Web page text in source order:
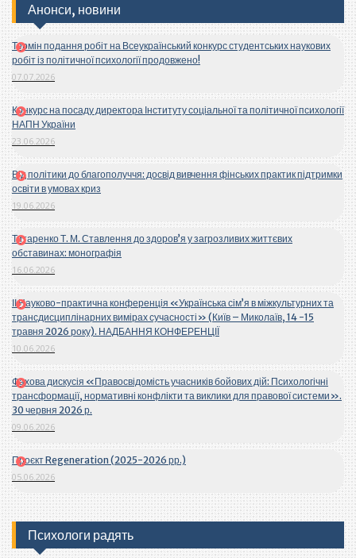
Анонси, новини
Термін подання робіт на Всеукраїнський конкурс студентських наукових
робіт із політичної психології продовжено!
07.07.2026
Конкурс на посаду директора Інституту соціальної та політичної психології
НАПН України
23.06.2026
Від політики до благополуччя: досвід вивчення фінських практик підтримки
освіти в умовах криз
19.06.2026
Титаренко Т. М. Ставлення до здоров’я у загрозливих життєвих
обставинах: монографія
16.06.2026
ІІ Науково-практична конференція «Українська сім’я в міжкультурних та
трансдисциплінарних вимірах сучасності» (Київ – Миколаїв, 14 -15
травня 2026 року). НАДБАННЯ КОНФЕРЕНЦІЇ
10.06.2026
Фахова дискусія «Правосвідомість учасників бойових дій: Психологічні
трансформації, нормативні конфлікти та виклики для правової системи».
30 червня 2026 р.
09.06.2026
Проєкт Regeneration (2025-2026 рр.)
05.06.2026
Психологи радять